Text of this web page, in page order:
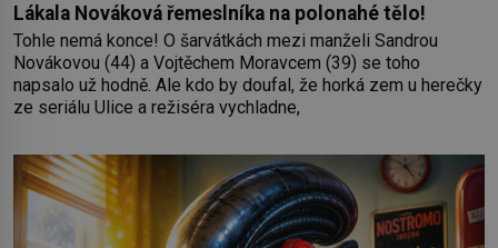
Lákala Nováková řemeslníka na polonahé tělo!
Tohle nemá konce! O šarvátkách mezi manželi Sandrou
Novákovou (44) a Vojtěchem Moravcem (39) se toho
napsalo už hodně. Ale kdo by doufal, že horká zem u herečky
ze seriálu Ulice a režiséra vychladne,